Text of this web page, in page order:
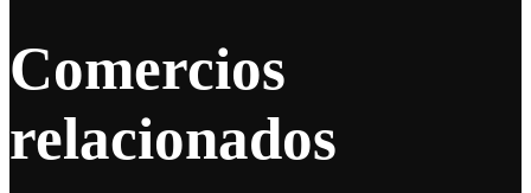
Comercios
relacionados